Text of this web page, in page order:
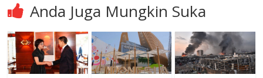
Anda Juga Mungkin Suka